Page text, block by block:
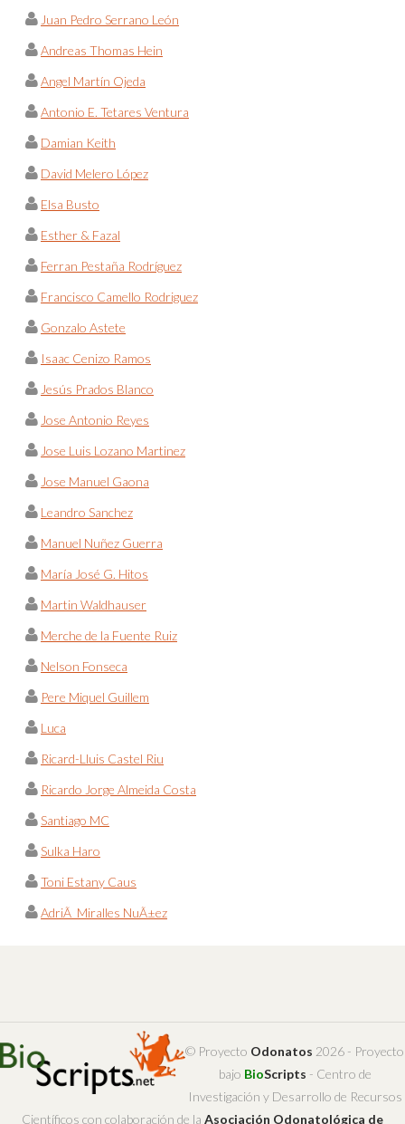
Juan Pedro Serrano León
Andreas Thomas Hein
Angel Martín Ojeda
Antonio E. Tetares Ventura
Damian Keith
David Melero López
Elsa Busto
Esther & Fazal
Ferran Pestaña Rodríguez
Francisco Camello Rodriguez
Gonzalo Astete
Isaac Cenizo Ramos
Jesús Prados Blanco
Jose Antonio Reyes
Jose Luis Lozano Martinez
Jose Manuel Gaona
Leandro Sanchez
Manuel Nuñez Guerra
María José G. Hitos
Martin Waldhauser
Merche de la Fuente Ruiz
Nelson Fonseca
Pere Miquel Guillem
Luca
Ricard-Lluis Castel Riu
Ricardo Jorge Almeida Costa
Santiago MC
Sulka Haro
Toni Estany Caus
AdriÃ Miralles NuÃ±ez
© Proyecto Odonatos 2026 - Proyecto
bajo BioScripts - Centro de
Investigación y Desarrollo de Recursos
Científicos con colaboración de la Asociación Odonatológica de